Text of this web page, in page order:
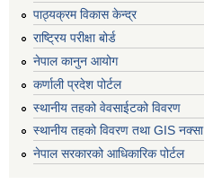
पाठ्यक्रम विकास केन्द्र
राष्ट्रिय परीक्षा बोर्ड
नेपाल कानुन आयोग
कर्णाली प्रदेश पोर्टल
स्थानीय तहको वेवसाईटको विवरण
स्थानीय तहको विवरण तथा GIS नक्सा
नेपाल सरकारको आधिकारिक पोर्टल